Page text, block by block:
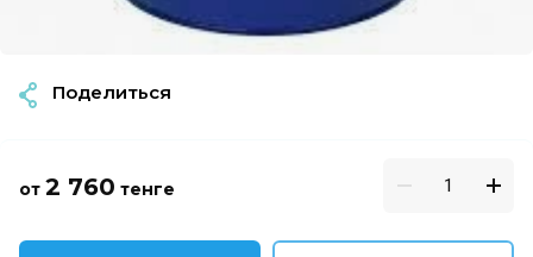
от 2 760 тенге
Поделиться